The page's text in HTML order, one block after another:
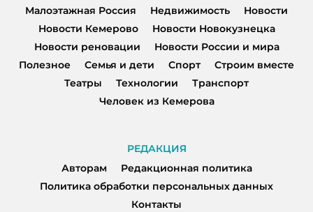
Малоэтажная Россия
Недвижимость
Новости
Новости Кемерово
Новости Новокузнецка
Новости реновации
Новости России и мира
Полезное
Семья и дети Спорт
Строим вместе
Театры
Технологии
Транспорт
Человек из Кемерова
РЕДАКЦИЯ
Авторам
Редакционная политика
Политика обработки персональных данных
Контакты